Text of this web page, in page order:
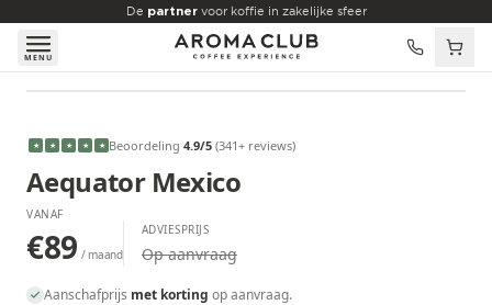
Skip to main content
De partnervoor koffie in zakelijke sfeer
MENU
€89 /maand
★ ★ ★ ★ ★ Beoordeling 4.9/5 (341+ reviews)
Aequator Mexico
VANAF
€89 / maand
ADVIESPRIJS
Op aanvraag
Aanschafprijs met korting op aanvraag.